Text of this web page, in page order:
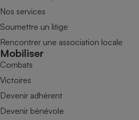
Nos services
Soumettre un litige
Rencontrer une association locale
Mobiliser
Combats
Victoires
Devenir adhérent
Devenir bénévole